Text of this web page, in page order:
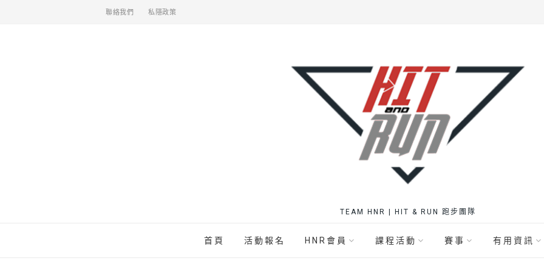
聯絡我們 私隱政策
TEAM HNR | HIT & RUN 跑步團隊
首頁 活動報名 HNR會員 課程活動 賽事 有用資訊